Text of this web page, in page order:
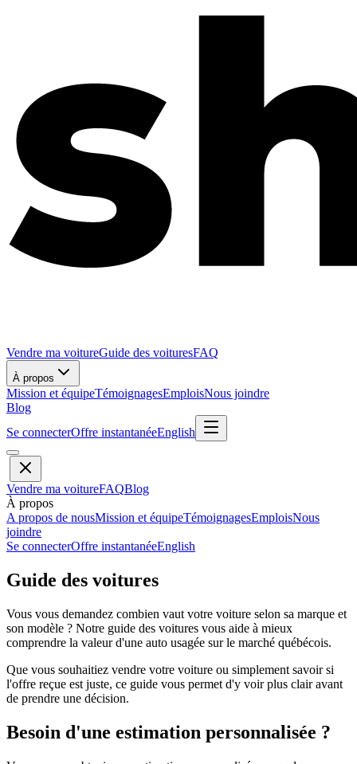
Vendre ma voitureGuide des voituresFAQ
À propos
Mission et équipeTémoignagesEmploisNous joindre
Blog
Se connecterOffre instantanéeEnglish
Vendre ma voitureFAQBlog
À propos
A propos de nousMission et équipeTémoignagesEmploisNous
joindre
Se connecterOffre instantanéeEnglish
Guide des voitures
Vous vous demandez combien vaut votre voiture selon sa marque et
son modèle ? Notre guide des voitures vous aide à mieux
comprendre la valeur d'une auto usagée sur le marché québécois.
Que vous souhaitiez vendre votre voiture ou simplement savoir si
l'offre reçue est juste, ce guide vous permet d'y voir plus clair avant
de prendre une décision.
Besoin d'une estimation personnalisée ?